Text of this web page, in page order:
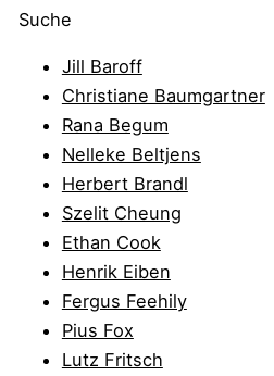
Suche
Jill Baroff
Christiane Baumgartner
Rana Begum
Nelleke Beltjens
Herbert Brandl
Szelit Cheung
Ethan Cook
Henrik Eiben
Fergus Feehily
Pius Fox
Lutz Fritsch